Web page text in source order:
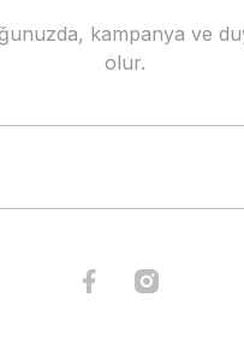
Gönder
kampanya ve
olur.